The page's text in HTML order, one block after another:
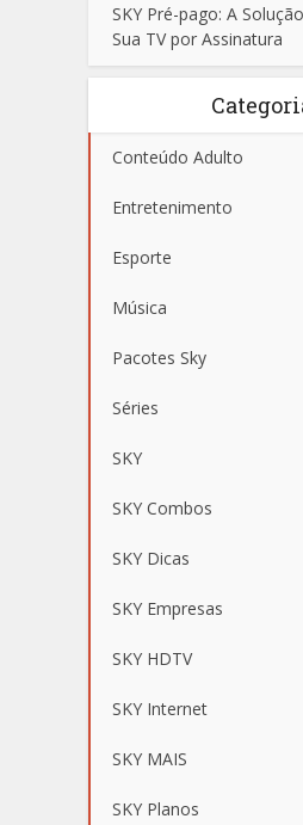
SKY Pré-pago: A
Sua TV por Assinatura
Conteúdo Adulto
Entretenimento
Esporte
Música
Pacotes Sky
Séries
SKY
SKY Combos
SKY Dicas
SKY Empresas
SKY HDTV
SKY Internet
SKY MAIS
SKY Planos